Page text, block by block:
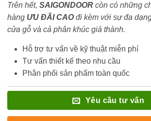
Trên hết, SAIGONDOOR còn có những
hàng ƯU ĐÃI CAOđi kèm với sự đa
cửa gỗ và cả phân khúc giá thành.
Hỗ trợ tư vấn về kỹ thuật miễn phí
Tư vấn thiết kế theo nhu cầu
Phân phối sản phẩm toàn quốc
Yêu cầu tư vấn